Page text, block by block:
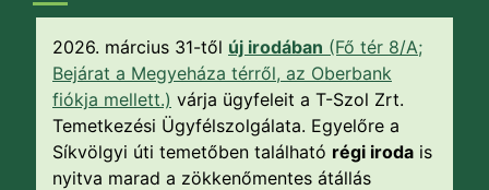
2026. március 31-től új irodában (Fő tér 8/A;
Bejárat a Megyeháza térről, az Oberbank
fiókja mellett.) várja ügyfeleit a T-Szol Zrt.
Temetkezési Ügyfélszolgálata. Egyelőre a
Síkvölgyi úti temetőben található régi iroda is
nyitva marad a zökkenőmentes átállás